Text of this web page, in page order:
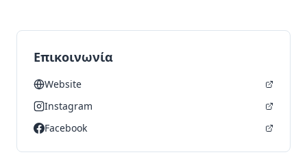
Επικοινωνία
Website
Instagram
Facebook